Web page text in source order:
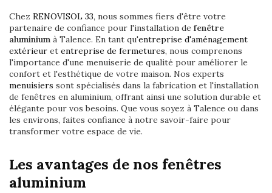
Chez RENOVISOL 33, nous sommes fiers d'être votre
partenaire de confiance pour l'installation de fenêtre
aluminium à Talence. En tant qu'entreprise d'aménagement
extérieur et entreprise de fermetures, nous comprenons
l'importance d'une menuiserie de qualité pour améliorer le
confort et l'esthétique de votre maison. Nos experts
menuisiers sont spécialisés dans la fabrication et l'installation
de fenêtres en aluminium, offrant ainsi une solution durable et
élégante pour vos besoins. Que vous soyez à Talence ou dans
les environs, faites confiance à notre savoir-faire pour
transformer votre espace de vie.
Les avantages de nos fenêtres
aluminium